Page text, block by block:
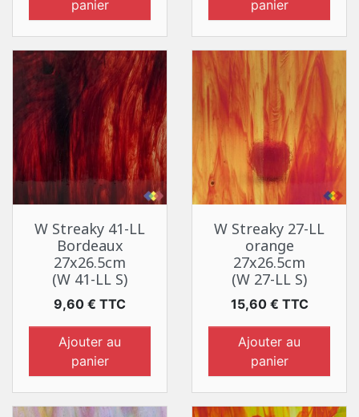
panier
panier
W Streaky 41-LL
Bordeaux
27x26.5cm
(W 41-LL S)
Prix
9,60 € TTC
Ajouter au
panier
W Streaky 27-LL
orange
27x26.5cm
(W 27-LL S)
Prix
15,60 € TTC
Ajouter au
panier